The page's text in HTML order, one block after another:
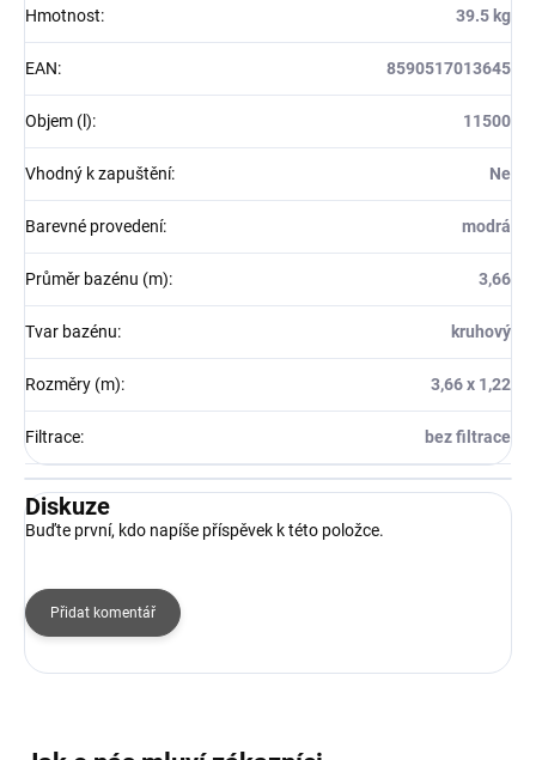
Hmotnost: 39.5 kg
EAN: 8590517013645
Objem (l): 11500
Vhodný k zapuštění: Ne
Barevné provedení: modrá
Průměr bazénu (m): 3,66
Tvar bazénu: kruhový
Rozměry (m): 3,66 x 1,22
Filtrace: bez filtrace
Diskuze
Buďte první, kdo napíše příspěvek k této položce.
Přidat komentář